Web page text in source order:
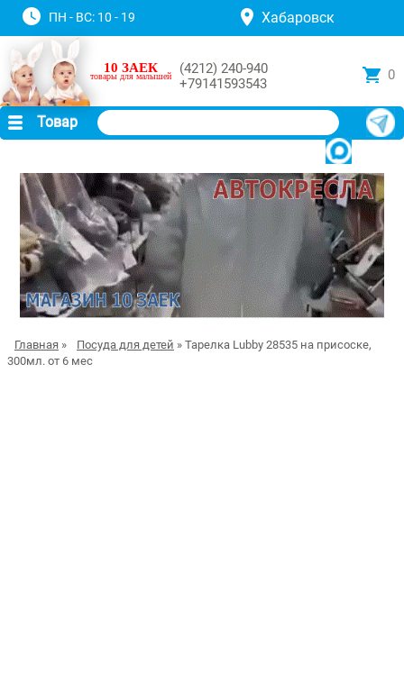
ПН - ВС: 10 - 19 Хабаровск
10 ЗАЕК
товары для малышей
(4212) 240-940
+79141593543
0
Товар
Главная » Посуда для детей » Тарелка Lubby 28535 на присоске,
300мл. от 6 мес